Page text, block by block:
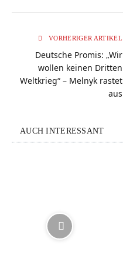
VORHERIGER ARTIKEL
Deutsche Promis: „Wir
wollen keinen Dritten
Weltkrieg“ – Melnyk rastet
aus
AUCH INTERESSANT